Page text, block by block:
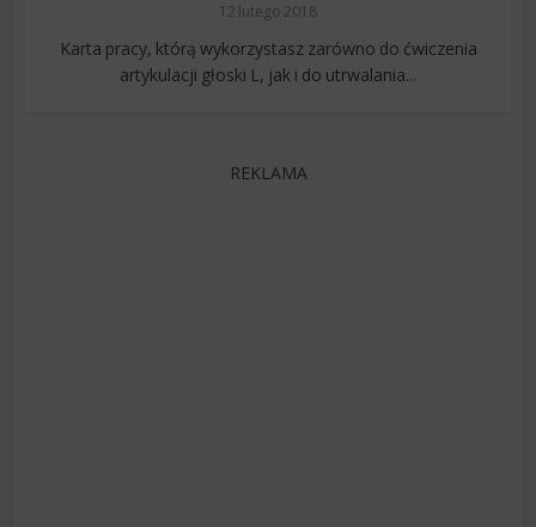
12 lutego 2018
Karta pracy, którą wykorzystasz zarówno do ćwiczenia
artykulacji głoski L, jak i do utrwalania...
REKLAMA